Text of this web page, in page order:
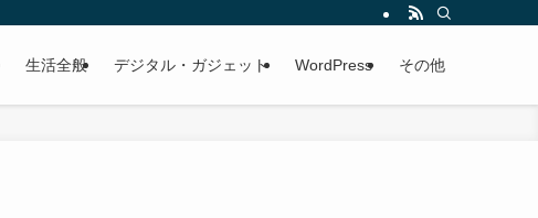
生活全般 デジタル・ガジェット WordPress その他